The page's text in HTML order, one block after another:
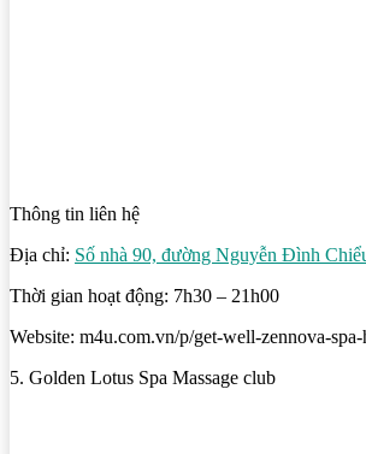
Thông tin liên hệ
Địa chỉ: Số nhà 90, đường Nguyễn Đình
Thời gian hoạt động: 7h30 – 21h00
Website: m4u.com.vn/p/get-well-zennova-
5. Golden Lotus Spa Massage club